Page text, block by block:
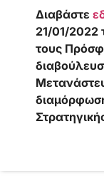
Διαβάστε
21/01/2022
τους